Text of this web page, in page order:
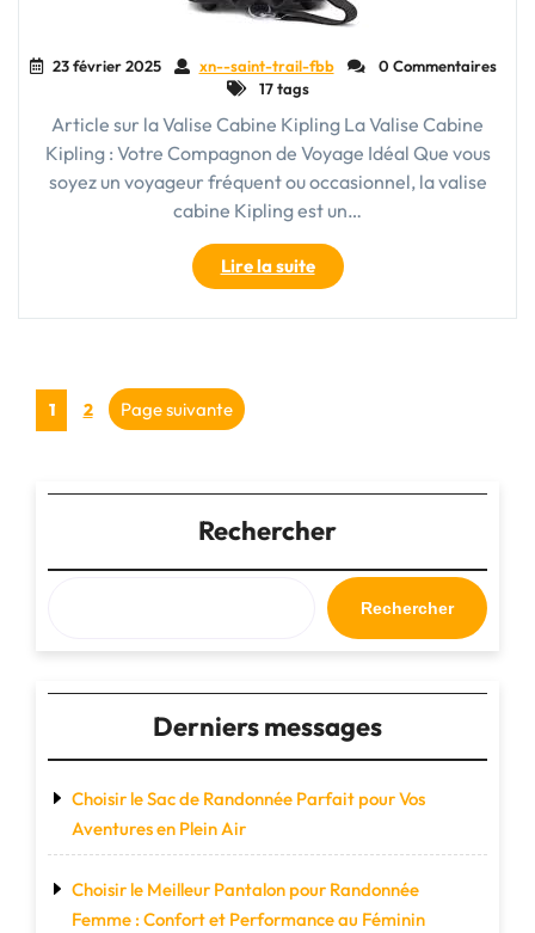
23 février 2025 xn--saint-trail-fbb
0 Commentaires
17 tags
Article sur la Valise Cabine Kipling La Valise Cabine
Kipling : Votre Compagnon de Voyage Idéal Que vous
soyez un voyageur fréquent ou occasionnel, la valise
cabine Kipling est un…
Lire la suite"La
Valise
Cabine
Idéal"
Pagination
publications
Page
1 Page
2 Page suivante
Rechercher
Rechercher
Derniers messages
Choisir le Sac de Randonnée Parfait pour Vos
Aventures en Plein Air
Choisir le Meilleur Pantalon pour Randonnée
Femme : Confort et Performance au Féminin